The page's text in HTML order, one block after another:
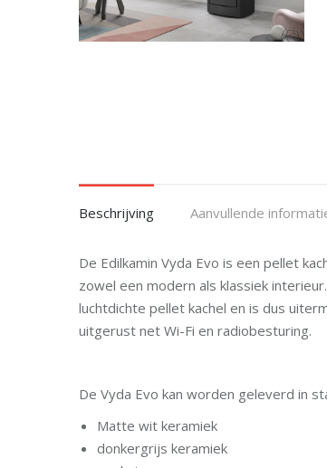
Beschrijving Aanvullende
De Edilkamin Vyda Evo is een pellet
zowel een modern als klassiek
luchtdichte pellet kachel en is dus
uitgerust net Wi-Fi en radiobesturing.
De Vyda Evo kan worden geleverd in
Matte wit keramiek
donkergrijs keramiek